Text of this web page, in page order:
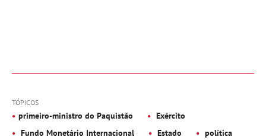
TÓPICOS
primeiro-ministro do Paquistão
Exército
Fundo Monetário Internacional
Estado
política